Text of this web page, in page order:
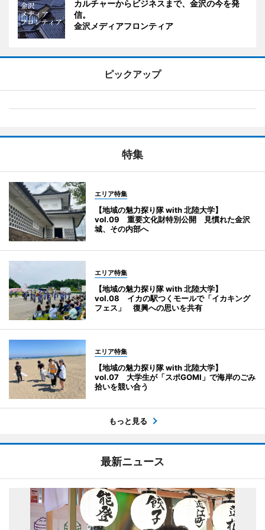
カルチャーからビジネスまで、金沢の今を発
信。
金沢メディアフロンティア
ピックアップ
特集
エリア特集
【地域の魅力探り隊 with 北陸大学】
vol.09 重要文化財特別公開 見慣れた金沢
城、その内部へ
エリア特集
【地域の魅力探り隊 with 北陸大学】
vol.08 イカの駅つくモールで「イカキング
フェス」 復興への思いを共有
エリア特集
【地域の魅力探り隊 with 北陸大学】
vol.07 大学生が「スポGOMI」で海岸のごみ
拾いを競い合う
もっと見る
最新ニュース